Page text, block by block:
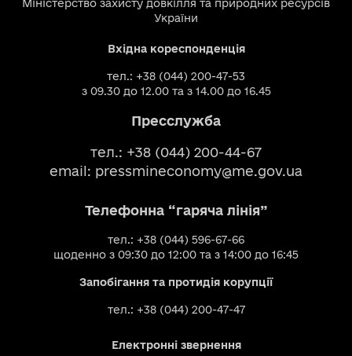
Міністерство захисту довкілля та природних ресурсів
України
Вхідна кореспонденція
тел.: +38 (044) 200-47-53
з 09.30 до 12.00 та з 14.00 до 16.45
Пресслужба
тел.: +38 (044) 200-44-67
email: pressmineconomy@me.gov.ua
Телефонна “гаряча лінія”
тел.: +38 (044) 596-67-66
щоденно з 09:30 до 12:00 та з 14:00 до 16:45
Запобігання та протидія корупції
тел.: +38 (044) 200-47-47
Електронні звернення